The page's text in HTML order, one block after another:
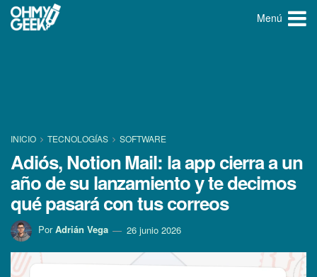
Menú
INICIO TECNOLOGÍ­AS SOFTWARE
Adiós, Notion Mail: la app cierra a un
año de su lanzamiento y te decimos
qué pasará con tus correos
Por Adrián Vega 26 junio 2026